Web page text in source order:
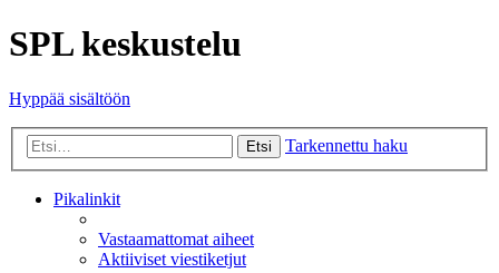
SPL keskustelu
Hyppää sisältöön
Etsi Tarkennettu haku
Pikalinkit
Vastaamattomat aiheet
Aktiiviset viestiketjut